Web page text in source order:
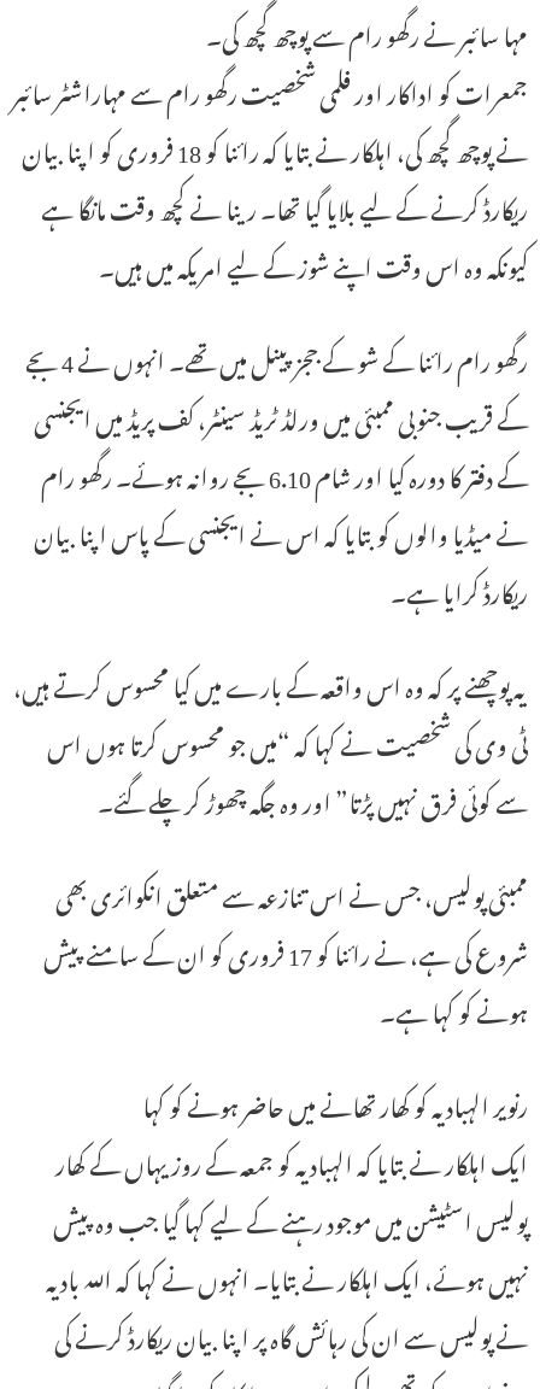
مہا سائبر نے رگھو رام سے پوچھ گچھ کی۔
جمعرات کو اداکار اور فلمی شخصیت رگھو رام سے مہاراشٹر سائبر
نے پوچھ گچھ کی، اہلکار نے بتایا کہ رائنا کو 18 فروری کو اپنا بیان
ریکارڈ کرنے کے لیے بلایا گیا تھا۔ رینا نے کچھ وقت مانگا ہے
کیونکہ وہ اس وقت اپنے شوز کے لیے امریکہ میں ہیں۔
رگھو رام رائنا کے شو کے ججز پینل میں تھے۔ انہوں نے 4 بجے
کے قریب جنوبی ممبئی میں ورلڈ ٹریڈ سینٹر، کف پریڈ میں ایجنسی
کے دفتر کا دورہ کیا اور شام 6.10 بجے روانہ ہوئے۔ رگھو رام
نے میڈیا والوں کو بتایا کہ اس نے ایجنسی کے پاس اپنا بیان
ریکارڈ کرایا ہے۔
یہ پوچھنے پر کہ وہ اس واقعہ کے بارے میں کیا محسوس کرتے ہیں،
ٹی وی کی شخصیت نے کہا کہ “میں جو محسوس کرتا ہوں اس
سے کوئی فرق نہیں پڑتا” اور وہ جگہ چھوڑ کر چلے گئے۔
ممبئی پولیس، جس نے اس تنازعہ سے متعلق انکوائری بھی
شروع کی ہے، نے رائنا کو 17 فروری کو ان کے سامنے پیش
ہونے کو کہا ہے۔
رنویر الہبادیہ کو کھار تھانے میں حاضر ہونے کو کہا
ایک اہلکار نے بتایا کہ الہبادیہ کو جمعہ کے روز یہاں کے کھار
پولیس اسٹیشن میں موجود رہنے کے لیے کہا گیا جب وہ پیش
نہیں ہوئے، ایک اہلکار نے بتایا۔ انہوں نے کہا کہ اللہ بادیہ
نے پولیس سے ان کی رہائش گاہ پر اپنا بیان ریکارڈ کرنے کی